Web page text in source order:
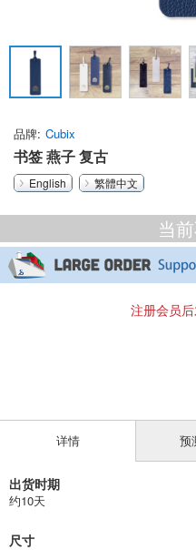
品牌 Cubix
书签 燕子 复古
English 繁體中文
当
注册会员
详情
出货时期
约10天
尺寸
预